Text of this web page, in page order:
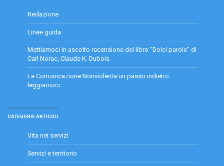
Redazione
Linee guida
Mettiamoci in ascolto recensione del libro “Dolci parole” di
Carl Norac, Claude K. Dubois
La Comunicazione Nonviolenta un passo indietro:
leggiamoci
CATEGORIE ARTICOLI
Vita nei servizi
Servizi e territorio